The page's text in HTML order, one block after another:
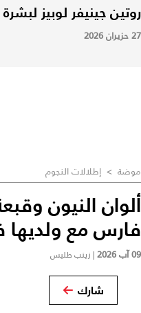
روتين جينيفر لوبيز
27 حزيران 2026
موضة > إطلالات النجوم
ألوان النيون
فارس مع
09 آب 2026 | زينب طليس
شارك